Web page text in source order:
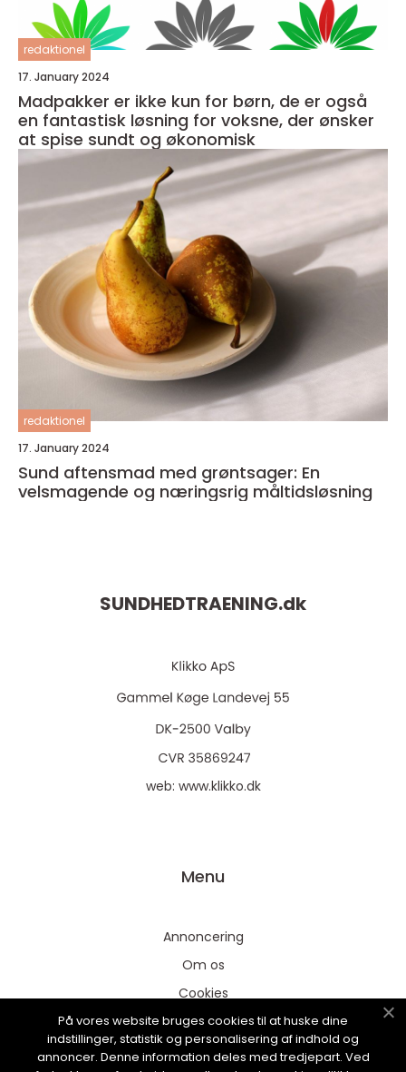
redaktionel
17. January 2024
Madpakker er ikke kun for børn, de er også
en fantastisk løsning for voksne, der ønsker
at spise sundt og økonomisk
redaktionel
17. January 2024
Sund aftensmad med grøntsager: En
velsmagende og næringsrig måltidsløsning
SUNDHEDTRAENING.dk
web: www.klikko.dk
Menu
Annoncering
Om os
Cookies
Kontakt os
Sitemap
På vores website bruges cookies til at huske dine
indstillinger, statistik og personalisering af indhold og
annoncer. Denne information deles med tredjepart. Ved